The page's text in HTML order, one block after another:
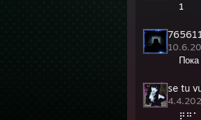
1
se tu